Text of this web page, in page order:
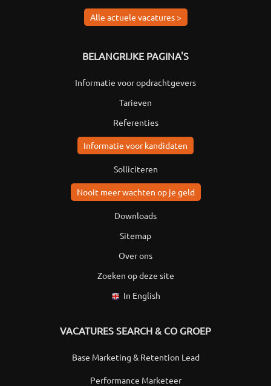
Alle actuele vacatures >
BELANGRIJKE PAGINA'S
Informatie voor opdrachtgevers
Tarieven
Referenties
Informatie voor kandidaten
Solliciteren
Nooit meer wachten op je geld
Downloads
Sitemap
Over ons
Zoeken op deze site
In English
VACATURES SEARCH & CO GROEP
Base Marketing & Retention Lead
Performance Marketeer